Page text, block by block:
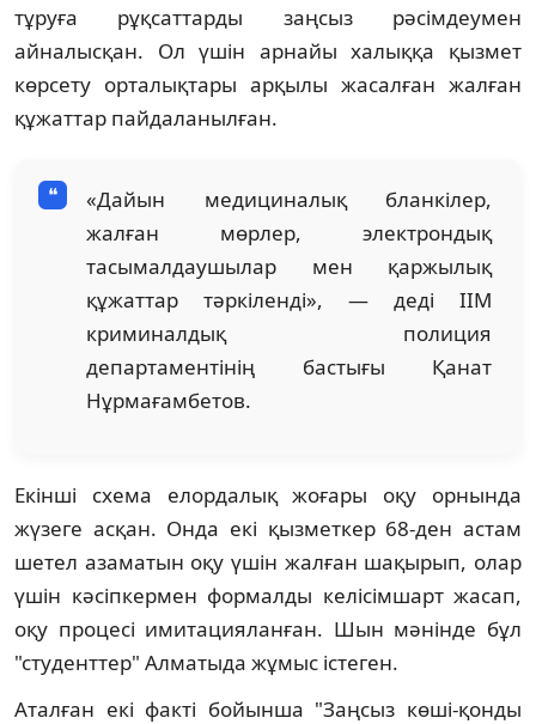
тұруға рұқсаттарды заңсыз рәсімдеумен
айналысқан. Ол үшін арнайы халыққа қызмет
көрсету орталықтары арқылы жасалған жалған
құжаттар пайдаланылған.
«Дайын медициналық бланкілер,
жалған мөрлер, электрондық
тасымалдаушылар мен қаржылық
құжаттар тәркіленді», — деді ІІМ
криминалдық полиция
департаментінің бастығы Қанат
Нұрмағамбетов.
Екінші схема елордалық жоғары оқу орнында
жүзеге асқан. Онда екі қызметкер 68-ден астам
шетел азаматын оқу үшін жалған шақырып, олар
үшін кәсіпкермен формалды келісімшарт жасап,
оқу процесі имитацияланған. Шын мәнінде бұл
"студенттер" Алматыда жұмыс істеген.
Аталған екі факті бойынша "Заңсыз көші-қонды